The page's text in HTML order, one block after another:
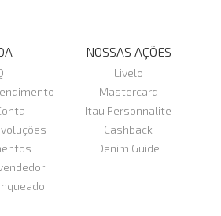
NOSSAS AÇÕES
Livelo
Mastercard
Itau Personnalite
Cashback
Denim Guide